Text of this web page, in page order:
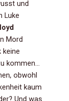
und
Luke
Mord
keine
kommen…
obwohl
kaum
Und was